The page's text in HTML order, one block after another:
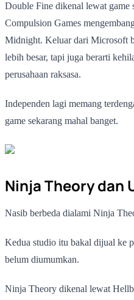
Double Fine dikenal lewat game
Compulsion Games
Midnight. Keluar dari Microsoft
lebih besar, tapi juga berarti
perusahaan raksasa.
Independen lagi memang
game sekarang mahal banget.
Ninja Theory dan
Nasib berbeda dialami Ninja
Kedua studio itu bakal dijual ke
belum diumumkan.
Ninja Theory dikenal lewat